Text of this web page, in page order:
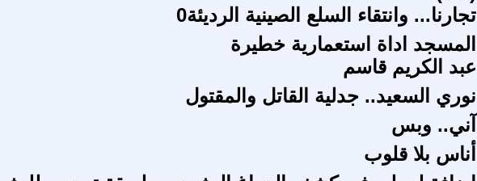
تجارنا... وانتقاء السلع الصينية الرديئة0
المسجد اداة استعمارية خطيرة
عبد الكريم قاسم
نوري السعيد.. جدلية القاتل والمقتول
آني.. وبس
أناس بلا قلوب